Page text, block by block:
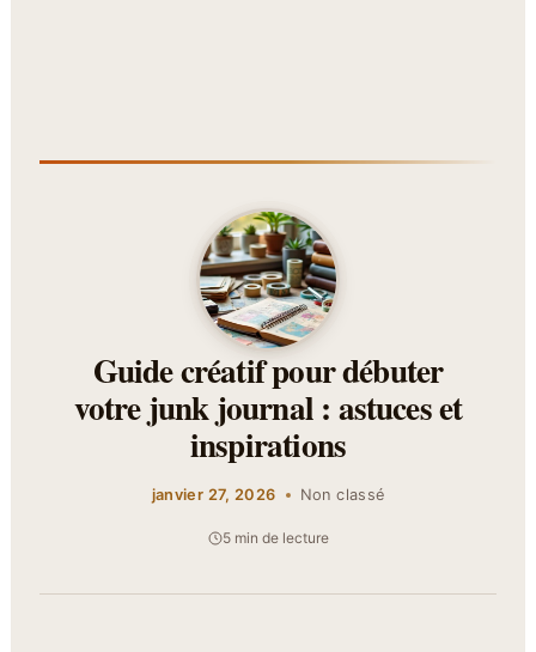
Guide créatif pour débuter
votre junk journal : astuces et
inspirations
janvier 27, 2026 Non classé
5 min de lecture